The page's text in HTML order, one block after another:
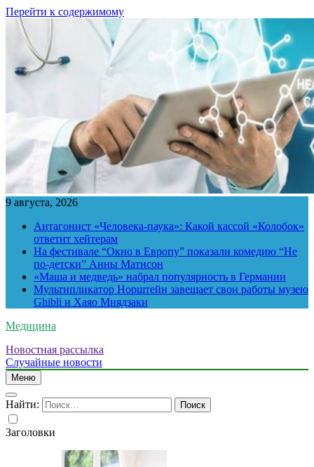
Перейти к содержимому
9 августа, 2026
Антагонист «Человека-паука»: Какой кассой «Колобок»
ответит хейтерам
На фестивале “Окно в Европу” показали комедию “Не
по-детски” Анны Матисон
«Маша и медведь» набрал популярность в Германии
Мультипликатор Норштейн завещает свои работы музею
Ghibli и Хаяо Миядзаки
Медицина
Новостная рассылка
Случайные новости
Меню
Найти:
Заголовки